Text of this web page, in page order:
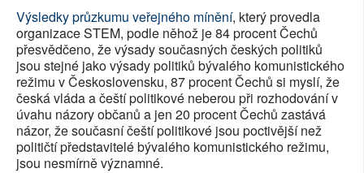
AUTOŘI
PŘÍSPĚVKY NA PROVOZ
Výsledky průzkumu veřejného mínění, který provedla
organizace STEM, podle něhož je 84 procent Čechů
přesvědčeno, že výsady současných českých politiků
jsou stejné jako výsady politiků bývalého komunistického
režimu v Československu, 87 procent Čechů si myslí, že
česká vláda a čeští politikové neberou při rozhodování v
úvahu názory občanů a jen 20 procent Čechů zastává
názor, že současní čeští politikové jsou poctivější než
političtí představitelé bývalého komunistického režimu,
jsou nesmírně významné.